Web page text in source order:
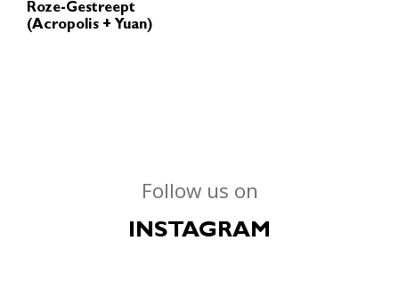
Roze-Gestreept
(Acropolis + Yuan)
Follow us on
INSTAGRAM